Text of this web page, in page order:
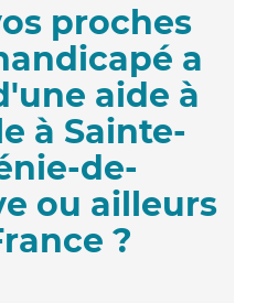
proches
a
aide à
à Sainte-
de-
ou ailleurs
?